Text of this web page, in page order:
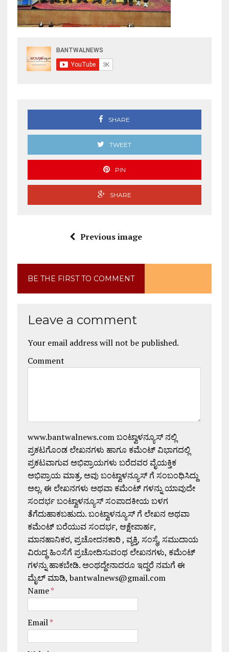
SHARE
TWEET
PIN
SHARE
Previous image
BE THE FIRST TO COMMENT
Leave a comment
Your email address will not be published.
Comment
www.bantwalnews.com ಬಂಟ್ವಾಳನ್ಯೂಸ್ ನಲ್ಲಿ
ಪ್ರಕಟಗೊಂಡ ಲೇಖನಗಳು ಹಾಗೂ ಕಮೆಂಟ್ ವಿಭಾಗದಲ್ಲಿ
ಪ್ರಕಟವಾಗುವ ಅಭಿಪ್ರಾಯಗಳು ಬರೆದವರ ವೈಯಕ್ತಿಕ
ಅಭಿಪ್ರಾಯ ಮಾತ್ರ. ಅವು ಬಂಟ್ವಾಳನ್ಯೂಸ್ ಗೆ ಸಂಬಂಧಿಸಿದ್ದು
ಅಲ್ಲ. ಈ ಲೇಖನಗಳು ಅಥವಾ ಕಮೆಂಟ್ ಗಳನ್ನು ಯಾವುದೇ
ಸಂದರ್ಭ ಬಂಟ್ವಾಳನ್ಯೂಸ್ ಸಂಪಾದಕೀಯ ಬಳಗ
ತೆಗೆದುಹಾಕಬಹುದು. ಬಂಟ್ವಾಳನ್ಯೂಸ್ ಗೆ ಲೇಖನ ಅಥವಾ
ಕಮೆಂಟ್ ಬರೆಯುವ ಸಂದರ್ಭ, ಆಕ್ಷೇಪಾರ್ಹ,
ಮಾನಹಾನಿಕರ, ಪ್ರಚೋದನಕಾರಿ , ವ್ಯಕ್ತಿ, ಸಂಸ್ಥೆ, ಸಮುದಾಯ
ವಿರುದ್ಧ ಹಿಂಸೆಗೆ ಪ್ರಚೋದಿಸುವಂಥ ಲೇಖನಗಳು, ಕಮೆಂಟ್
ಗಳನ್ನು ಹಾಕಬೇಡಿ. ಅಂಥದ್ದೇನಾದರೂ ಇದ್ದರೆ ನಮಗೆ ಈ
ಮೈಲ್ ಮಾಡಿ, bantwalnews@gmail.com
Name*
Email*